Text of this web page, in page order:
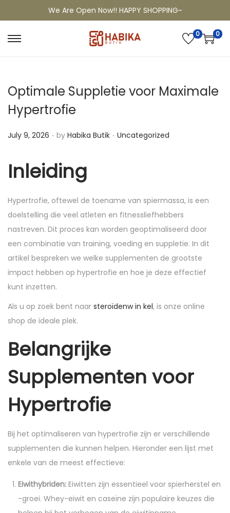
We Are Open Now!! HAPPY SHOPPING~
0 0
Optimale Suppletie voor Maximale
Hypertrofie
P
s
t
d
o
n
July 9, 2026 . by Habika Butik . P
d
i
n
Uncategorized
Inleiding
Hypertrofie, oftewel de toename van spiermassa, is een
doelstelling die veel atleten en fitnessliefhebbers
nastreven. Dit proces kan worden geoptimaliseerd door
een combinatie van training, voeding en suppletie. In dit
artikel bespreken we welke supplementen de grootste
impact hebben op hypertrofie en hoe je deze effectief
kunt inzetten.
Als u op zoek bent naar steroïdenw in kel, is onze online
shop de ideale plek.
Belangrijke
Supplementen voor
Hypertrofie
Bij het optimaliseren van hypertrofie zijn er verschillende
supplementen die kunnen helpen. Hieronder een lijst met
enkele van de meest effectieve:
Eiwithybriden: Eiwitten zijn essentieel voor spierherstel en
-groei. Whey-eiwit en caseïne zijn populaire keuzes die